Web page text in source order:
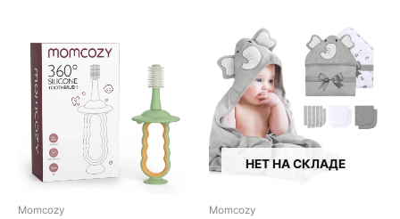
Momcozy
НЕТ НА СКЛАДЕ
Momcozy